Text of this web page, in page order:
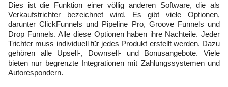
Dies ist die Funktion einer völlig anderen Software, die als
Verkaufstrichter bezeichnet wird. Es gibt viele Optionen,
darunter ClickFunnels und Pipeline Pro, Groove Funnels und
Drop Funnels. Alle diese Optionen haben ihre Nachteile. Jeder
Trichter muss individuell für jedes Produkt erstellt werden. Dazu
gehören alle Upsell-, Downsell- und Bonusangebote. Viele
bieten nur begrenzte Integrationen mit Zahlungssystemen und
Autorespondern.